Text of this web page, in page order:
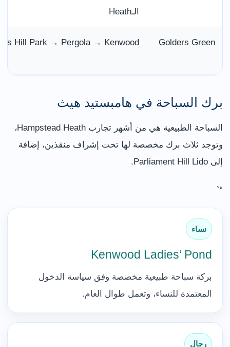
الـHeath
Golders Green
Hill Park → Pergola → Kenwood
برك السباحة في هامبستيد هيث
السباحة الطبيعية هي من أشهر تجارب Hampstead Heath،
وتوجد ثلاث برك مخصصة لها تحت إشراف منقذين، إضافة
إلى Parliament Hill Lido.
“`
نساء
Kenwood Ladies’ Pond
بركة سباحة طبيعية مخصصة وفق سياسة الدخول
المعتمدة للنساء، وتعمل طوال العام.
رجال